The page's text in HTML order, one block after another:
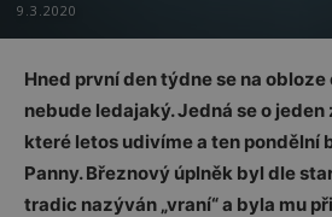
9.3.2020
Hned první den týdne se na obloze
nebude ledajaký. Jedná se o
které letos udivíme a ten pondělní
Panny. Březnový úplněk byl dle
tradic nazýván „vraní“ a byla mu